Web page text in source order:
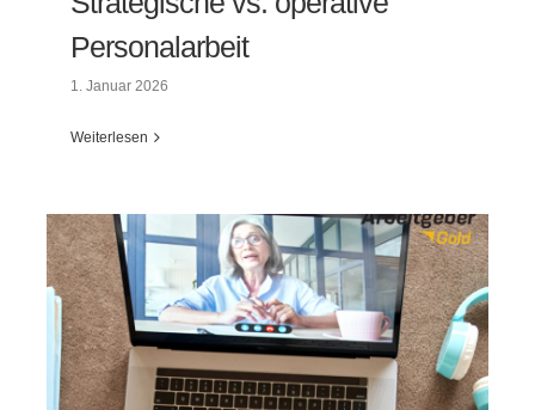
Personalarbeit
1. Januar 2026
Weiterlesen